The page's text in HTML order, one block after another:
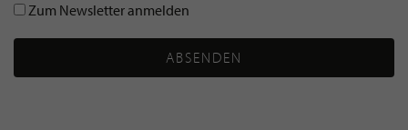
Zum Newsletter anmelden
ABSENDEN